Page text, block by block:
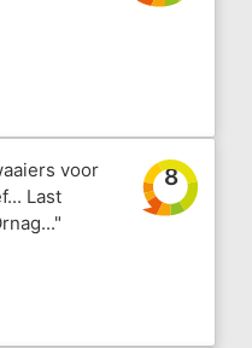
voor
Last
8